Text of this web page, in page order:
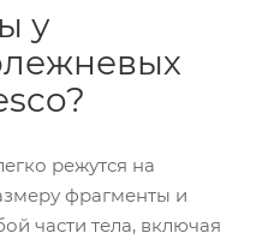
у
режутся на
фрагменты и
части тела, включая